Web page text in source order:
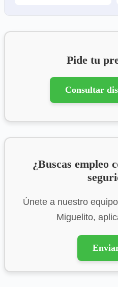
Pide tu
Consultar
¿Buscas empleo
Únete a nuestro
Miguelito,